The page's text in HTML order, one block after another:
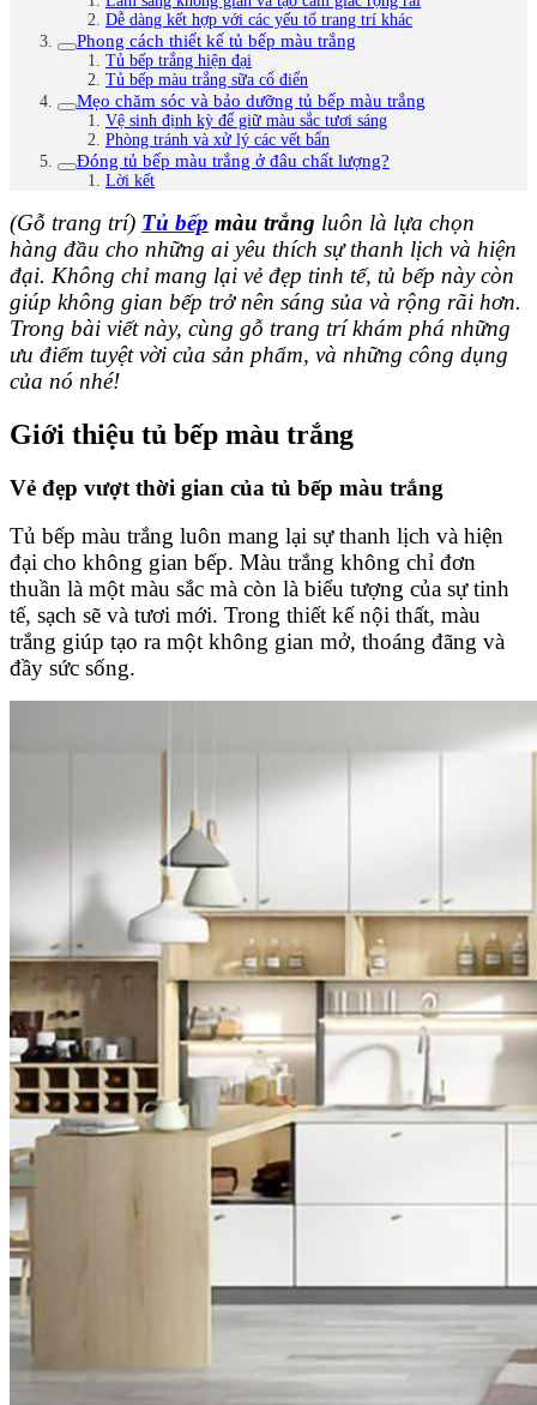
Dễ dàng kết hợp với các yếu tố trang trí khác
Phong cách thiết kế tủ bếp màu trắng
Tủ bếp trắng hiện đại
Tủ bếp màu trắng sữa cổ điển
Mẹo chăm sóc và bảo dưỡng tủ bếp màu trắng
Vệ sinh định kỳ để giữ màu sắc tươi sáng
Phòng tránh và xử lý các vết bẩn
Đóng tủ bếp màu trắng ở đâu chất lượng?
Lời kết
(Gỗ trang trí) Tủ bếp màu trắng luôn là lựa chọn
hàng đầu cho những ai yêu thích sự thanh lịch và hiện
đại. Không chỉ mang lại vẻ đẹp tinh tế, tủ bếp này còn
giúp không gian bếp trở nên sáng sủa và rộng rãi hơn.
Trong bài viết này, cùng gỗ trang trí khám phá những
ưu điểm tuyệt vời của sản phẩm, và những công dụng
của nó nhé!
Giới thiệu tủ bếp màu trắng
Vẻ đẹp vượt thời gian của tủ bếp màu trắng
Tủ bếp màu trắng luôn mang lại sự thanh lịch và hiện
đại cho không gian bếp. Màu trắng không chỉ đơn
thuần là một màu sắc mà còn là biểu tượng của sự tinh
tế, sạch sẽ và tươi mới. Trong thiết kế nội thất, màu
trắng giúp tạo ra một không gian mở, thoáng đãng và
đầy sức sống.